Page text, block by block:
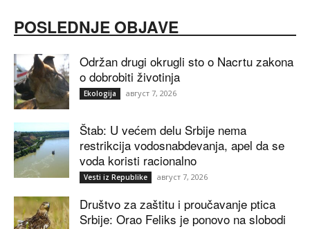
POSLEDNJE OBJAVE
Održan drugi okrugli sto o Nacrtu zakona
o dobrobiti životinja
Ekologija август 7, 2026
Štab: U većem delu Srbije nema
restrikcija vodosnabdevanja, apel da se
voda koristi racionalno
Vesti iz Republike август 7, 2026
Društvo za zaštitu i proučavanje ptica
Srbije: Orao Feliks je ponovo na slobodi